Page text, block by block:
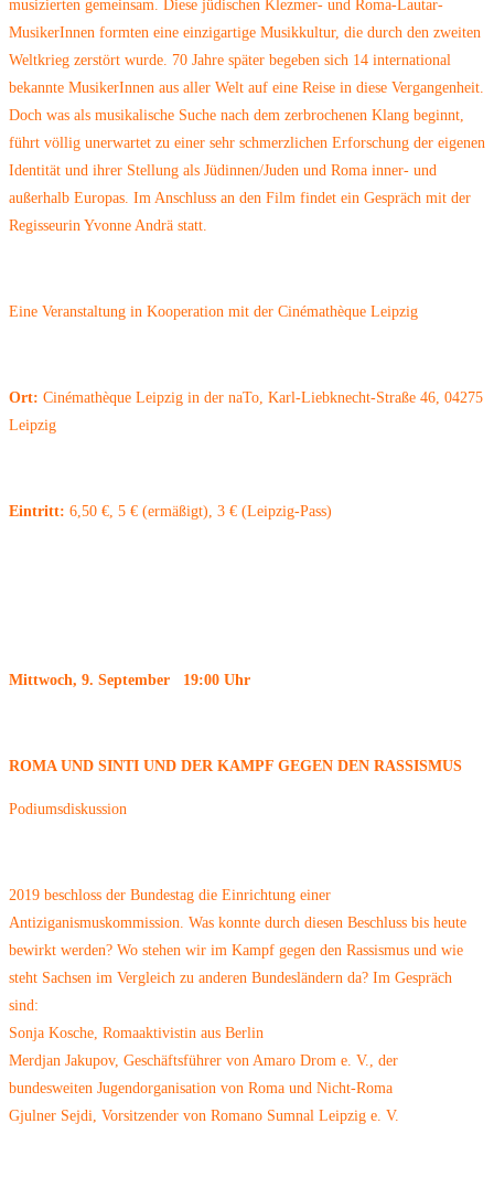
musizierten gemeinsam. Diese jüdischen Klezmer- und Roma-Lautar-
MusikerInnen formten eine einzigartige Musikkultur, die durch den zweiten
Weltkrieg zerstört wurde. 70 Jahre später begeben sich 14 international
bekannte MusikerInnen aus aller Welt auf eine Reise in diese Vergangenheit.
Doch was als musikalische Suche nach dem zerbrochenen Klang beginnt,
führt völlig unerwartet zu einer sehr schmerzlichen Erforschung der eigenen
Identität und ihrer Stellung als Jüdinnen/Juden und Roma inner- und
außerhalb Europas. Im Anschluss an den Film findet ein Gespräch mit der
Regisseurin Yvonne Andrä statt.
Eine Veranstaltung in Kooperation mit der Cinémathèque Leipzig
Ort: Cinémathèque Leipzig in der naTo, Karl-Liebknecht-Straße 46, 04275
Leipzig
Eintritt: 6,50 €, 5 € (ermäßigt), 3 € (Leipzig-Pass)
Mittwoch, 9. September 19:00 Uhr
ROMA UND SINTI UND DER KAMPF GEGEN DEN RASSISMUS
Podiumsdiskussion
2019 beschloss der Bundestag die Einrichtung einer
Antiziganismuskommission. Was konnte durch diesen Beschluss bis heute
bewirkt werden? Wo stehen wir im Kampf gegen den Rassismus und wie
steht Sachsen im Vergleich zu anderen Bundesländern da? Im Gespräch
sind:
Sonja Kosche, Romaaktivistin aus Berlin
Merdjan Jakupov, Geschäftsführer von Amaro Drom e. V., der
bundesweiten Jugendorganisation von Roma und Nicht-Roma
Gjulner Sejdi, Vorsitzender von Romano Sumnal Leipzig e. V.